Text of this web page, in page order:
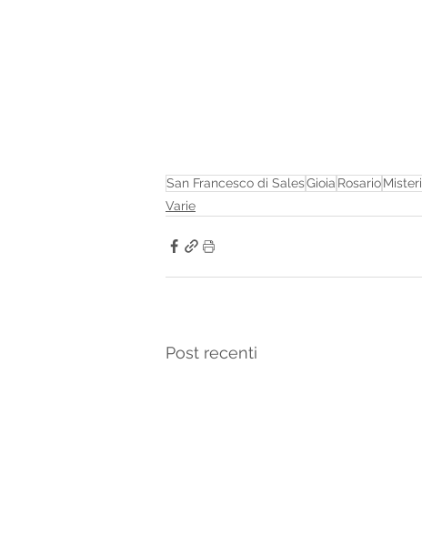
San Francesco di SalesGioia RosarioMisteri
Varie
Post recenti